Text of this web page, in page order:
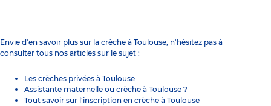
Envie d'en savoir plus sur la crèche à Toulouse, n'hésitez pas à
consulter tous nos articles sur le sujet :
Les crèches privées à Toulouse
Assistante maternelle ou crèche à Toulouse ?
Tout savoir sur l'inscription en crèche à Toulouse